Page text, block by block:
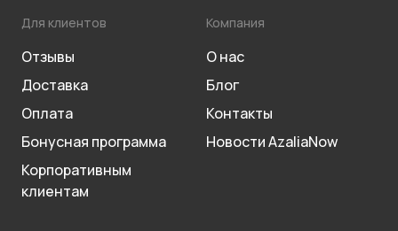
Для клиентов
Отзывы
Доставка
Оплата
Бонусная программа
Корпоративным
клиентам
Компания
О нас
Блог
Контакты
Новости AzaliaNow